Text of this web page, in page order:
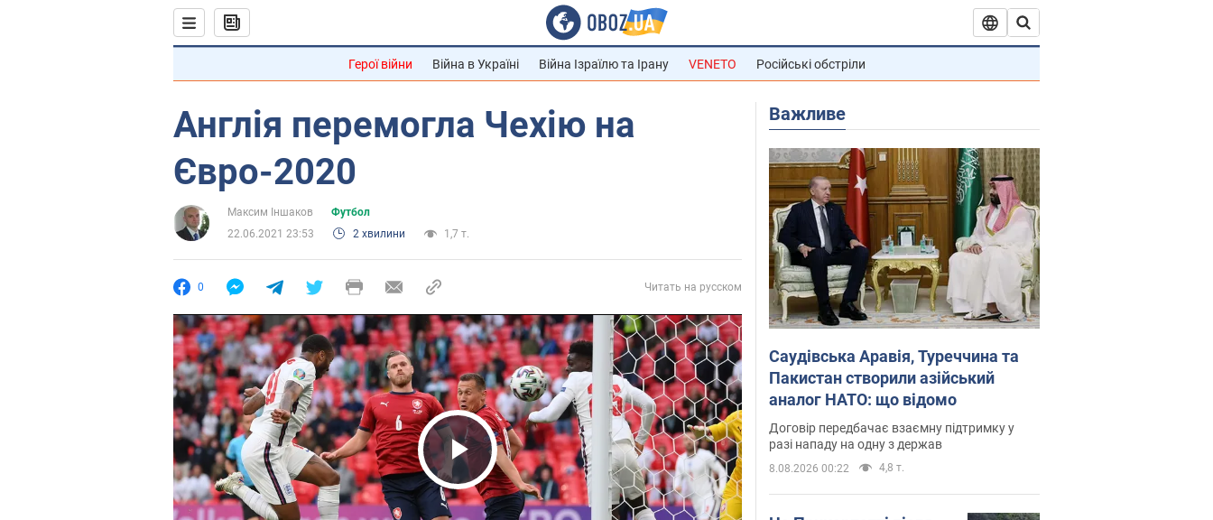
Герої війни Війна в Україні Війна Ізраїлю та Ірану VENETO Російські обстріли
Англія перемогла Чехію на
Євро-2020
Максим Іншаков
Футбол
22.06.2021 23:53
2 хвилини 1,7 т.
0 Читать на русском
Play Video
Важливе
Саудівська Аравія, Туреччина та
Пакистан створили азійський
аналог НАТО: що відомо
Договір передбачає взаємну підтримку у
разі нападу на одну з держав
8.08.2026 00:22 4,8 т.